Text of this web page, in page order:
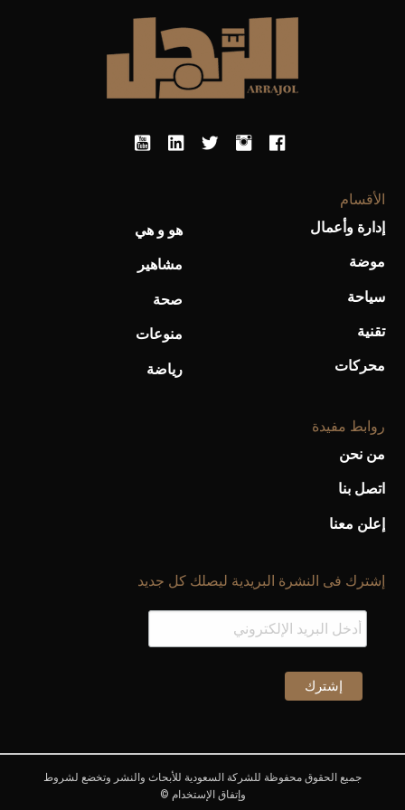
أحذية Mary Jane: ترف وأناقة للرجال
الأقسام
إدارة وأعمال
موضة
سياحة
تقنية
محركات
هو و هي
مشاهير
صحة
منوعات
رياضة
روابط مفيدة
من نحن
اتصل بنا
إعلن معنا
إشترك فى النشرة البريدية ليصلك كل جديد
جميع الحقوق محفوظة للشركة السعودية للأبحاث والنشر وتخضع لشروط
وإتفاق الإستخدام ©